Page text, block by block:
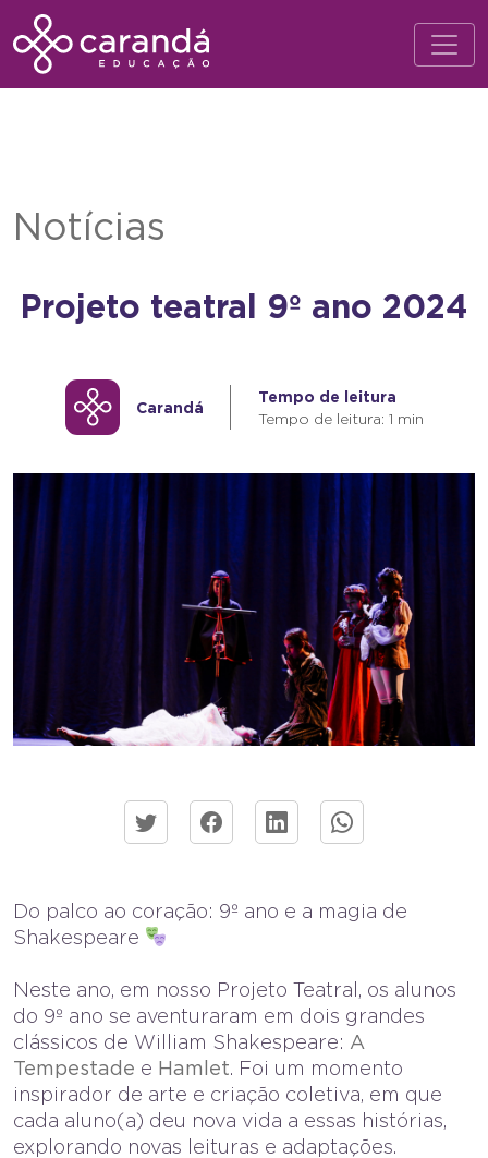
Notícias
Projeto teatral 9º ano 2024
Carandá
Tempo de leitura
Tempo de leitura: 1 min
Do palco ao coração: 9º ano e a magia de
Shakespeare
Neste ano, em nosso Projeto Teatral, os alunos
do 9º ano se aventuraram em dois grandes
clássicos de William Shakespeare: A
Tempestade e Hamlet. Foi um momento
inspirador de arte e criação coletiva, em que
cada aluno(a) deu nova vida a essas histórias,
explorando novas leituras e adaptações.